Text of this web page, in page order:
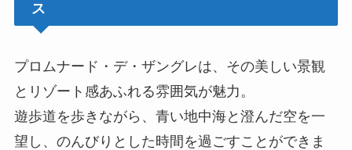
ス
プロムナード・デ・ザングレは、その美しい景観
とリゾート感あふれる雰囲気が魅力。
遊歩道を歩きながら、青い地中海と澄んだ空を一
望し、のんびりとした時間を過ごすことができま